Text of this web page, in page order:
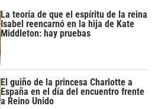
La teoría de que el espíritu de la reina
Isabel reencarnó en la hija de Kate
Middleton: hay pruebas
El guiño de la princesa Charlotte a
España en el día del encuentro frente
a Reino Unido